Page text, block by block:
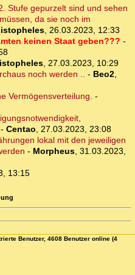
Stufe gepurzelt sind und sehen
da sie noch im
, 26.03.2023, 12:33
keinen Staat geben??? -
, 27.03.2023, 10:29
noch werden .. - Beo2,
Vermögensverteilung. -
- Centao, 27.03.2023, 23:08
lokal mit den jeweiligen
- Morpheus, 31.03.2023,
13:15
Benutzer, 4608 Benutzer online (4